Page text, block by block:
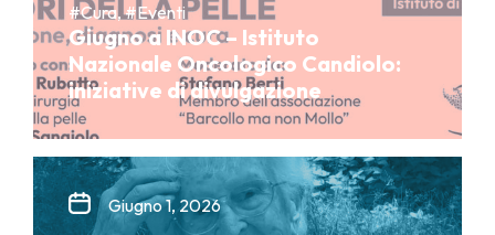
#Cura, #Eventi
Giugno a INOC – Istituto
Nazionale Oncologico Candiolo:
iniziative di divulgazione
Giugno 1, 2026